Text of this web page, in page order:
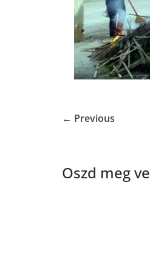
← Previous
Oszd meg